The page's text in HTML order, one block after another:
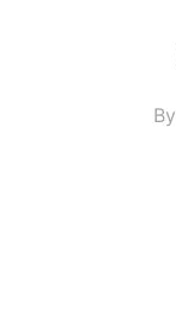
By